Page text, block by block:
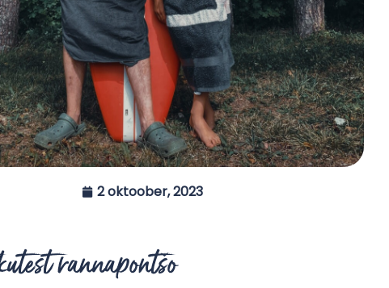
2 oktoober, 2023
rannapontšo